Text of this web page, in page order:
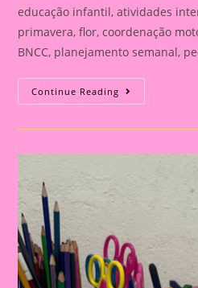
educação infantil, atividades
primavera, flor, coordenação
BNCC, planejamento semanal,
Continue Reading ATIVIDADE
INTERATIVA
O
PARA
INFANTIL